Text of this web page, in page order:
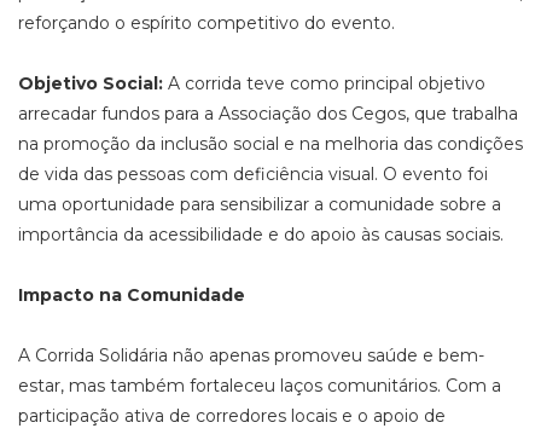
reforçando o espírito competitivo do evento.
Objetivo Social: A corrida teve como principal objetivo
arrecadar fundos para a Associação dos Cegos, que trabalha
na promoção da inclusão social e na melhoria das condições
de vida das pessoas com deficiência visual. O evento foi
uma oportunidade para sensibilizar a comunidade sobre a
importância da acessibilidade e do apoio às causas sociais.
Impacto na Comunidade
A Corrida Solidária não apenas promoveu saúde e bem-
estar, mas também fortaleceu laços comunitários. Com a
participação ativa de corredores locais e o apoio de